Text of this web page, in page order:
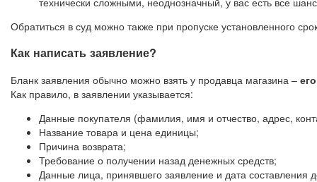
Обратиться в суд можно также при пропуске установленного
Как написать заявление?
Бланк заявления обычно можно взять у продавца магазина –
Как правило, в заявлении указывается:
Данные покупателя (фамилия, имя и отчество, адрес,
Название товара и цена единицы;
Причина возврата;
Требование о получении назад денежных средств;
Данные лица, принявшего заявление и дата составления